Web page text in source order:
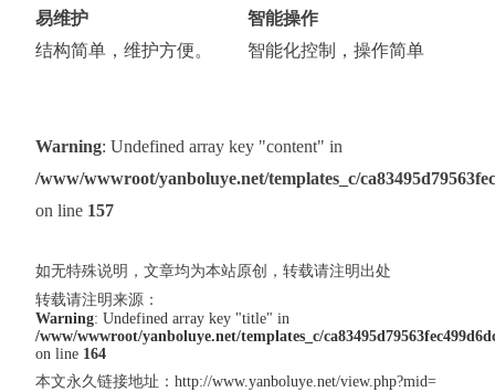
易维护
结构简单，维护方便。
智能操作
智能化控制，操作简单
Warning: Undefined array key "content" in
/www/wwwroot/yanboluye.net/templates_c/
on line 157
如无特殊说明，文章均为本站原创，转载请注明出处
转载请注明来源：
Warning: Undefined array key "title" in
/www/wwwroot/yanboluye.net/templates_c/
on line 164
本文永久链接地址： http://www.yanboluye.net/view.php?mid=